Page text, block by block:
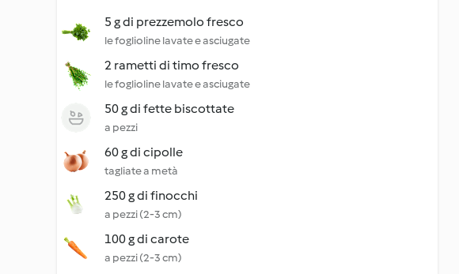
5 g di prezzemolo fresco
le foglioline lavate e asciugate
2 rametti di timo fresco
le foglioline lavate e asciugate
50 g di fette biscottate
a pezzi
60 g di cipolle
tagliate a metà
250 g di finocchi
a pezzi (2-3 cm)
100 g di carote
a pezzi (2-3 cm)